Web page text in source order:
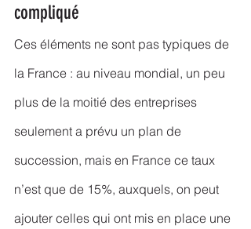
compliqué
Ces éléments ne sont pas typiques de
la France : au niveau mondial, un peu
plus de la moitié des entreprises
seulement a prévu un plan de
succession, mais en France ce taux
n’est que de 15%, auxquels, on peut
ajouter celles qui ont mis en place une